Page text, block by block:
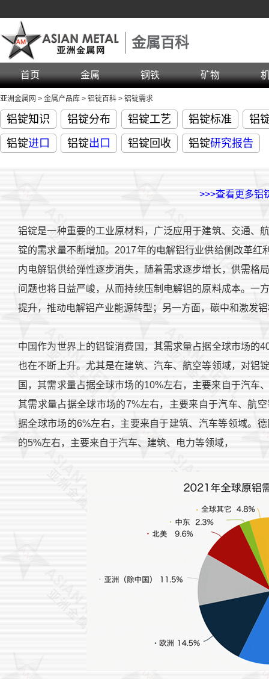
金属百科
首页 金属 钢铁 矿物
亚洲金属网 > 金属产品库 > 铝锭百科 > 铝锭需求
铝锭知识 铝锭分布 铝锭工艺 铝锭标准
铝
铝锭进口 铝锭出口 铝锭回收 铝锭研究报告
>>>查看更多铝
铝锭是一种重要的工业原材料，广泛应用于建筑、交通、
锭的需求量不断增加。2017年的电解铝行业供给侧改革
内电解铝供给弹性逐步消失，随着需求逐步增长，供需格
问题也将日益严峻，从而持续压制电解铝的原料成本。一
提升，推动电解铝产业能源转型；另一方面，碳中和激发
中国作为世界上的铝锭消费国，其需求量占据全球市场的
也在不断上升。尤其是在建筑、汽车、航空等领域，对铝
国，其需求量占据全球市场的10%左右，主要来自于汽车
其需求量占据全球市场的7%左右，主要来自于汽车、航
据全球市场的6%左右，主要来自于建筑、汽车等领域。
的5%左右，主要来自于汽车、建筑、电力等领域，